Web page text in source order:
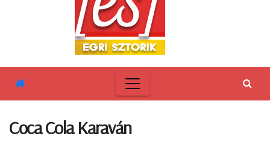
Coca Cola Karaván